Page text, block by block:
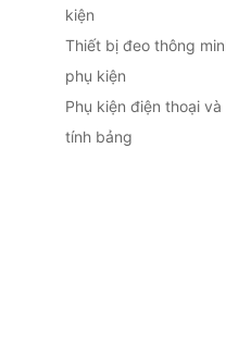
kiện
Thiết bị đeo thông
phụ kiện
Phụ kiện điện thoại và
tính bảng